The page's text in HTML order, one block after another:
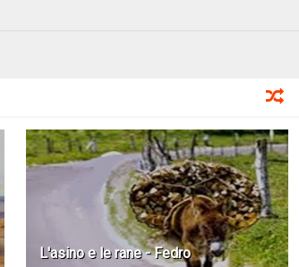
L'asino e le rane - Fedro